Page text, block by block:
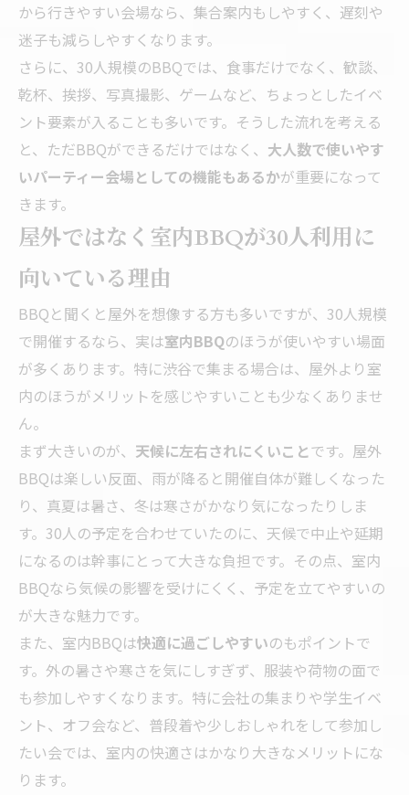
から行きやすい会場なら、集合案内もしやすく、遅刻や
迷子も減らしやすくなります。
さらに、30人規模のBBQでは、食事だけでなく、歓談、
乾杯、挨拶、写真撮影、ゲームなど、ちょっとしたイベ
ント要素が入ることも多いです。そうした流れを考える
と、ただBBQができるだけではなく、 大人数で使いやす
いパーティー会場としての機能もあるかが重要になって
きます。
屋外ではなく室内BBQが30人利用に
向いている理由
BBQと聞くと屋外を想像する方も多いですが、30人規模
で開催するなら、実は室内BBQのほうが使いやすい場面
が多くあります。特に渋谷で集まる場合は、屋外より室
内のほうがメリットを感じやすいことも少なくありませ
ん。
まず大きいのが、 天候に左右されにくいことです。屋外
BBQは楽しい反面、雨が降ると開催自体が難しくなった
り、真夏は暑さ、冬は寒さがかなり気になったりしま
す。30人の予定を合わせていたのに、天候で中止や延期
になるのは幹事にとって大きな負担です。その点、室内
BBQなら気候の影響を受けにくく、予定を立てやすいの
が大きな魅力です。
また、室内BBQは快適に過ごしやすいのもポイントで
す。外の暑さや寒さを気にしすぎず、服装や荷物の面で
も参加しやすくなります。特に会社の集まりや学生イベ
ント、オフ会など、普段着や少しおしゃれをして参加し
たい会では、室内の快適さはかなり大きなメリットにな
ります。